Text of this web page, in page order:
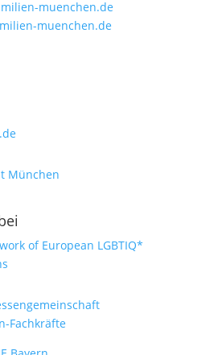
muenchen.de
muenchen.de
bei